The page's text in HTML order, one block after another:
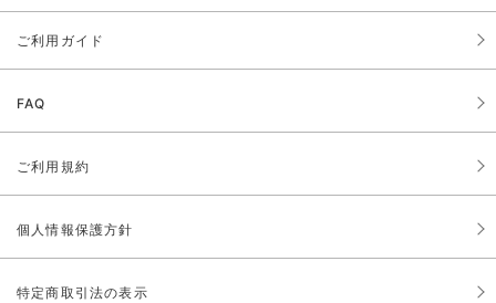
ご利用ガイド
FAQ
ご利用規約
個人情報保護方針
特定商取引法の表示